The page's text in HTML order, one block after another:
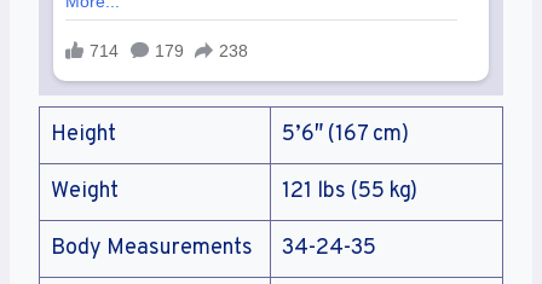
Come Funziona La
Licenza AAMS ADM Nei
Bookmaker Italiani
Height 5’6″ (167 cm)
Weight 121 lbs (55 kg)
Body Measurements 34-24-35